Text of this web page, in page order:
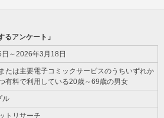
るアンケート」
～2026年3月18日
たは主要電子コミックサービスのうちいずれか
有料で利用している20歳～69歳の男女
ル
トリサーチ